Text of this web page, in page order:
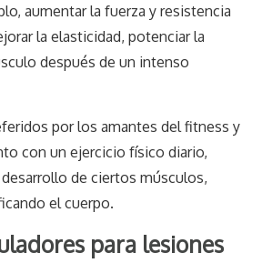
aumentar la fuerza y resistencia
la elasticidad, potenciar la
después de un intenso
por los amantes del fitness y
con un ejercicio físico diario,
de ciertos músculos,
el cuerpo.
para lesiones